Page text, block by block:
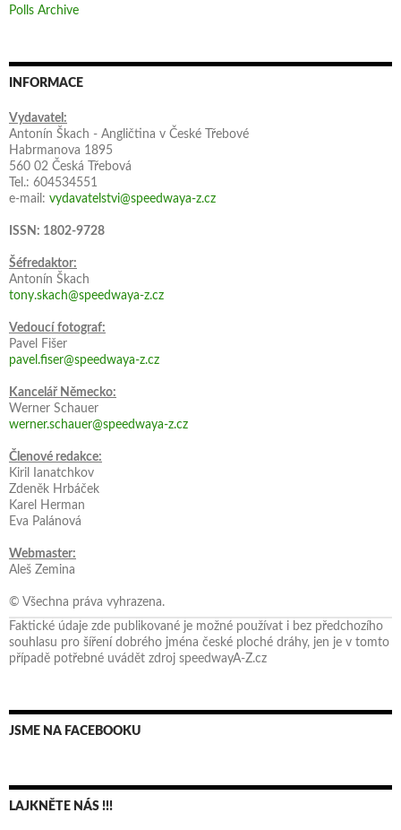
Polls Archive
INFORMACE
Vydavatel:
Antonín Škach - Angličtina v České Třebové
Habrmanova 1895
560 02 Česká Třebová
Tel.: 604534551
e-mail: vydavatelstvi@speedwaya-z.cz
ISSN: 1802-9728
Šéfredaktor:
Antonín Škach
tony.skach@speedwaya-z.cz
Vedoucí fotograf:
Pavel Fišer
pavel.fiser@speedwaya-z.cz
Kancelář Německo:
Werner Schauer
werner.schauer@speedwaya-z.cz
Členové redakce:
Kiril Ianatchkov
Zdeněk Hrbáček
Karel Herman
Eva Palánová
Webmaster:
Aleš Zemina
© Všechna práva vyhrazena.
Faktické údaje zde publikované je možné používat i bez předchozího
souhlasu pro šíření dobrého jména české ploché dráhy, jen je v tomto
případě potřebné uvádět zdroj speedwayA-Z.cz
JSME NA FACEBOOKU
LAJKNĚTE NÁS !!!